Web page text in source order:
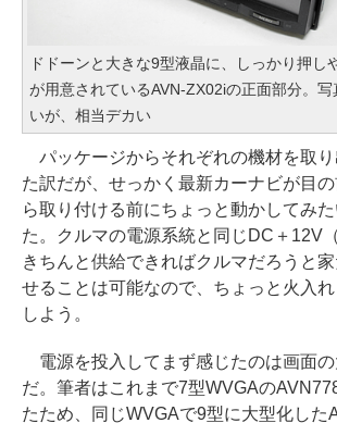
ドドーンと大きな9型液晶に、しっかり押し
が用意されているAVN-ZX02iの正面部分。写
いが、相当デカい
パッケージからそれぞれの機材を取
た訳だが、せっかく最新カーナビが目
ら取り付ける前にちょっと動かしてみ
た。クルマの電源系統と同じDC＋12V
きちんと供給できればクルマだろうと
せることは可能なので、ちょっと火入
しよう。
電源を投入してまず感じたのは画面の
だ。筆者はこれまで7型WVGAの
たため、同じWVGAで9型に大型化した